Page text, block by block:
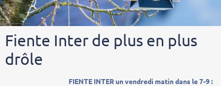
Fiente Inter de plus en plus
drôle
FIENTE INTER un vendredi matin dans le 7-9 :